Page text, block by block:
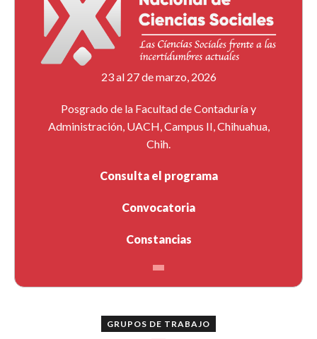
23 al 27 de marzo, 2026
Posgrado de la Facultad de Contaduría y
Administración, UACH, Campus II, Chihuahua,
Chih.
Consulta el programa
Convocatoria
Constancias
GRUPOS DE TRABAJO